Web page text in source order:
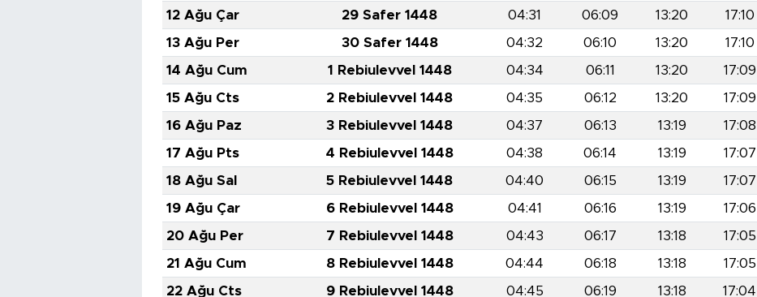
12 Ağu Çar
29 Safer 1448 04:31 06:09 13:20 17:10
13 Ağu Per
30 Safer 1448 04:32 06:10 13:20 17:10
14 Ağu Cum
1 Rebiulevvel 1448 04:34 06:11 13:20 17:09
15 Ağu Cts
2 Rebiulevvel 1448 04:35 06:12 13:20 17:09
16 Ağu Paz
3 Rebiulevvel 1448 04:37 06:13 13:19 17:08
17 Ağu Pts
4 Rebiulevvel 1448 04:38 06:14 13:19 17:07
18 Ağu Sal
5 Rebiulevvel 1448 04:40 06:15 13:19 17:07
19 Ağu Çar
6 Rebiulevvel 1448 04:41 06:16 13:19 17:06
20 Ağu Per
7 Rebiulevvel 1448 04:43 06:17 13:18 17:05
21 Ağu Cum
8 Rebiulevvel 1448 04:44 06:18 13:18 17:05
22 Ağu Cts
9 Rebiulevvel 1448 04:45 06:19 13:18 17:04